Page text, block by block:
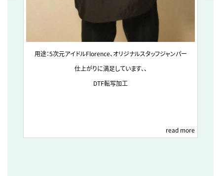
用途：5次元アイドルFlorence、オリジナルスタッフジャンパー
仕上がりに満足しています、、
DTF転写加工
read more